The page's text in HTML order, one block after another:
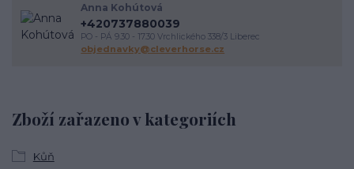
Zboží zařazeno v kategoriích
Kůň
Anna Kohútová
+420737880039
PO - PÁ 9.30 - 17.30 Vrchlického 338/3 Liberec
objednavky@cleverhorse.cz